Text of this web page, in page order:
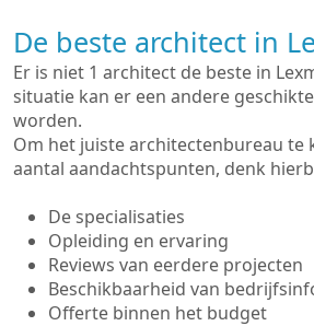
De beste architect in
Er is niet 1 architect de beste in
situatie kan er een andere
worden.
Om het juiste architectenbureau te
aantal aandachtspunten, denk
De specialisaties
Opleiding en ervaring
Reviews van eerdere projecten
Beschikbaarheid van
Offerte binnen het budget